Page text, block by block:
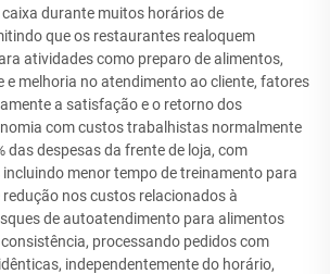
durante muitos horários de
que os restaurantes realoquem
atividades como preparo de alimentos,
e melhoria no atendimento ao cliente, fatores
a satisfação e o retorno dos
com custos trabalhistas normalmente
das despesas da frente de loja, com
menor tempo de treinamento para
nos custos relacionados à
de autoatendimento para alimentos
processando pedidos com
independentemente do horário,